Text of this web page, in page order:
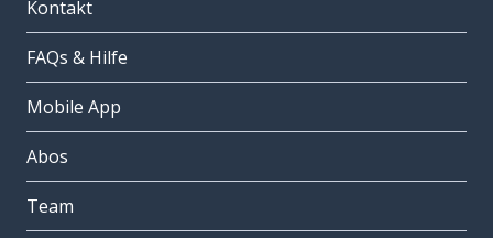
Kontakt
FAQs & Hilfe
Mobile App
Abos
Team